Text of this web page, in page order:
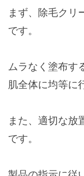
まず、除毛クリ
です。
ムラなく塗布す
肌全体に均等に
また、適切な放
です。